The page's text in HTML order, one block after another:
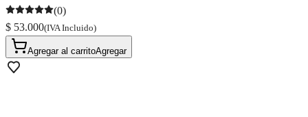
(0)
$ 53.000(IVA Incluido)
Agregar al carritoAgregar